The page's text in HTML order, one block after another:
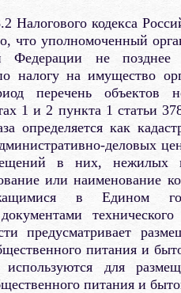
Налогового кодекса
что уполномоченный
Федерации не позднее
налогу на имущество
перечень объектов
1 и 2 пункта 1 статьи
определяется как
деловых
в них, нежилых
или наименование
в Едином
технического
предусматривает
питания и
используются для
питания и